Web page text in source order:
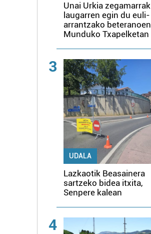
Unai Urkia zegamarrak
laugarren egin du euli-
arrantzako beteranoen
Munduko Txapelketan
3
UDALA
Lazkaotik Beasainera
sartzeko bidea itxita,
Senpere kalean
4